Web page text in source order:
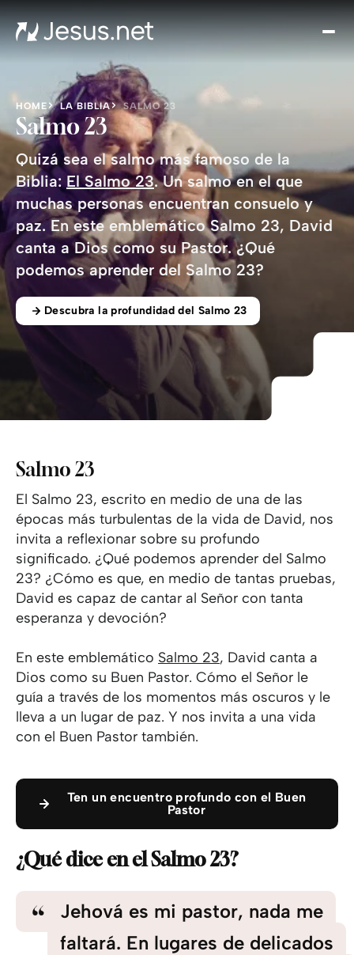
en
HOME LA BIBLIA SALMO 23
Salmo 23
Quizá sea el salmo más famoso de la
Biblia: El Salmo 23. Un salmo en el que
muchas personas encuentran consuelo y
paz. En este emblemático Salmo 23, David
canta a Dios como su Pastor. ¿Qué
podemos aprender del Salmo 23?
Descubra la profundidad del Salmo 23
Salmo 23
El Salmo 23, escrito en medio de una de las
épocas más turbulentas de la vida de David, nos
invita a reflexionar sobre su profundo
significado. ¿Qué podemos aprender del Salmo
23? ¿Cómo es que, en medio de tantas pruebas,
David es capaz de cantar al Señor con tanta
esperanza y devoción?
En este emblemático Salmo 23, David canta a
Dios como su Buen Pastor. Cómo el Señor le
guía a través de los momentos más oscuros y le
lleva a un lugar de paz. Y nos invita a una vida
con el Buen Pastor también.
Ten un encuentro profundo con el Buen
Pastor
¿Qué dice en el Salmo 23?
Jehová es mi pastor, nada me
faltará. En lugares de delicados